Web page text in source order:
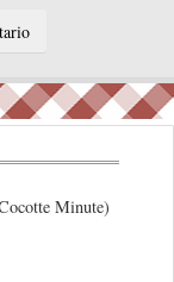
Minute)